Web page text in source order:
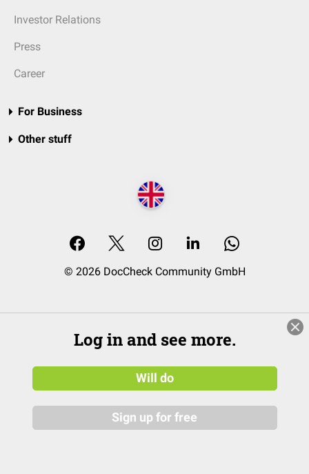
Investor Relations
Press
Career
For Business
Other stuff
© 2026 DocCheck Community GmbH
Log in and see more.
Will do
Sign up for free